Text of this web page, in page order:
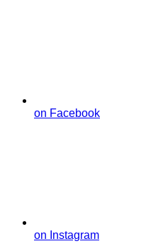
on Facebook
on Instagram